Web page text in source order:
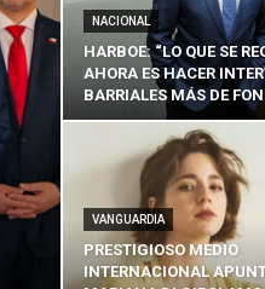
NACIONAL
HARBOE: “LO QUE SE
AHORA ES HACER
BARRIALES MÁS DE
VANGUARDIA
PRESTIGIOSO MEDIO
INTERNACIONAL